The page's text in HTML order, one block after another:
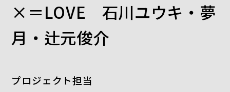
×＝LOVE 石川ユウキ・夢
月・辻元俊介
プロジェクト担当